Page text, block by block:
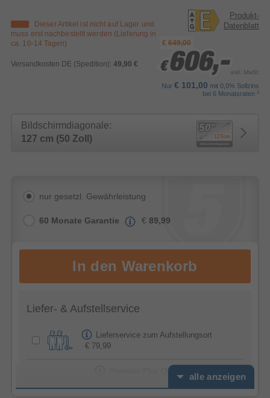
Dieser Artikel ist nicht auf Lager und
muss erst nachbestellt werden (Lieferung in
ca. 10-14 Tagen)
Versandkosten DE (Spedition): 49,90 €
Produkt-
Datenblatt
€ 649,00
€ 606,-
€ 606,-
€ 606,- inkl. MwSt.
Nur € 101,00 mit 0,0% Sollzins
bei 6 Monatsraten 1
Bildschirmdiagonale:
127 cm (50 Zoll)
nur gesetzl. Gewährleistung
60 Monate Garantie € 89,99
Liefer- & Aufstellservice
Lieferservice zum Aufstellungsort
€ 79,99
Premium Plus Option -
alle anzeigen